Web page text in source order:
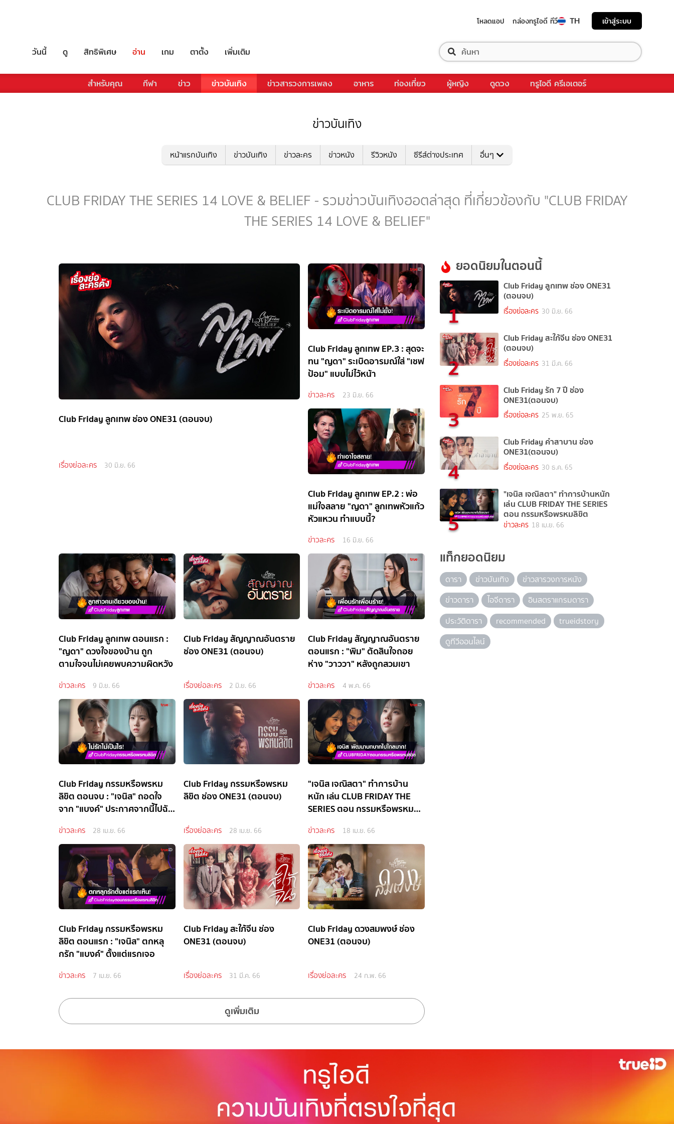
โหลดแอป กล่องทรูไอดี ทีวี TH เข้าสู่ระบบ
วันนี้ ดู สิทธิพิเศษ อ่าน เกม ตาตั้ง เพิ่มเติม
สำหรับคุณ กีฬา ข่าว ข่าวบันเทิง ข่าวสารวงการเพลง อาหาร ท่องเที่ยว ผู้หญิง ดูดวง ทรูไอดี ครีเอเตอร์
ข่าวบันเทิง
หน้าแรกบันเทิง ข่าวบันเทิง ข่าวละคร ข่าวหนัง รีวิวหนัง ซีรีส์ต่างประเทศ อื่นๆ
CLUB FRIDAY THE SERIES 14 LOVE & BELIEF - รวมข่าวบันเทิงฮอตล่าสุด ที่เกี่ยวข้องกับ "CLUB FRIDAY
THE SERIES 14 LOVE & BELIEF"
Club Friday ลูกเทพ ช่อง ONE31 (ตอนจบ)
เรื่องย่อละคร 30 มิ.ย. 66
Club Friday ลูกเทพ EP.3 : สุดจะ
ทน "ญดา" ระเบิดอารมณ์ใส่ "เชฟ
ป้อม" แบบไม่ไว้หน้า
ข่าวละคร 23 มิ.ย. 66
Club Friday ลูกเทพ EP.2 : พ่อ
แม่ใจสลาย "ญดา" ลูกเทพหัวแก้ว
หัวแหวน ทำแบบนี้?
ข่าวละคร 16 มิ.ย. 66
Club Friday ลูกเทพ ตอนแรก :
"ญดา" ดวงใจของบ้าน ถูก
ตามใจจนไม่เคยพบความผิดหวัง
ข่าวละคร 9 มิ.ย. 66
Club Friday สัญญาณอันตราย
ช่อง ONE31 (ตอนจบ)
เรื่องย่อละคร 2 มิ.ย. 66
Club Friday สัญญาณอันตราย
ตอนแรก : "พิม" ตัดสินใจถอย
ห่าง "วาววา" หลังถูกสวมเขา
ข่าวละคร 4 พ.ค. 66
Club Friday กรรมหรือพรหม
ลิขิต ตอนจบ : "เจนิส" ถอดใจ
จาก "แบงค์" ประกาศจากนี้ไปฉัน
ข่าวละคร 28 เม.ย. 66
Club Friday กรรมหรือพรหม
ลิขิต ช่อง ONE31 (ตอนจบ)
เรื่องย่อละคร 28 เม.ย. 66
"เจนิส เจณิสตา" ทำการบ้าน
หนัก เล่น CLUB FRIDAY THE
SERIES ตอน กรรมหรือพรหม
ข่าวละคร 18 เม.ย. 66
Club Friday กรรมหรือพรหม
ลิขิต ตอนแรก : "เจนิส" ตกหลุ
กรัก "แบงค์" ตั้งแต่แรกเจอ
ข่าวละคร 7 เม.ย. 66
Club Friday สะใภ้จีน ช่อง
ONE31 (ตอนจบ)
เรื่องย่อละคร 31 มี.ค. 66
Club Friday ดวงสมพงษ์ ช่อง
ONE31 (ตอนจบ)
เรื่องย่อละคร 24 ก.พ. 66
ดูเพิ่มเติม
ยอดนิยมในตอนนี้
1
Club Friday ลูกเทพ ช่อง ONE31
(ตอนจบ)
เรื่องย่อละคร 30 มิ.ย. 66
2
Club Friday สะใภ้จีน ช่อง ONE31
(ตอนจบ)
เรื่องย่อละคร 31 มี.ค. 66
3
Club Friday รัก 7 ปี ช่อง
ONE31(ตอนจบ)
เรื่องย่อละคร 25 พ.ย. 65
4
Club Friday คำสาบาน ช่อง
ONE31(ตอนจบ)
เรื่องย่อละคร 30 ธ.ค. 65
5
"เจนิส เจณิสตา" ทำการบ้านหนัก
เล่น CLUB FRIDAY THE SERIES
ตอน กรรมหรือพรหมลิขิต
ข่าวละคร 18 เม.ย. 66
แท็กยอดนิยม
ดารา ข่าวบันเทิง
ข่าวสารวงการหนัง
ข่าวดารา
ไอจีดารา
อินสตราแกรมดารา
ประวัติดารา
recommended
trueidstory
ดูทีวีออนไลน์